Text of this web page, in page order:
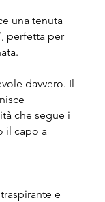
una tenuta
perfetta per
davvero. Il
che segue i
il capo a
e